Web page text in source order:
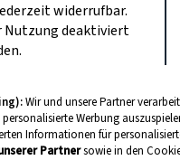
widerrufbar.
Nutzung deaktiviert
Wir und unsere Partner
Werbung
Informationen für
Partnersowie in den